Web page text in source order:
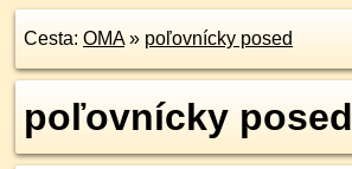
Cesta: OMA» poľovnícky posed
poľovnícky posed